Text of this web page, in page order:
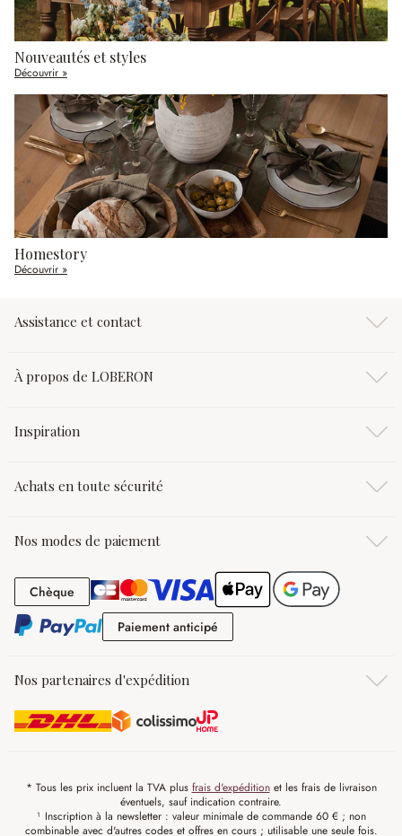
Nouveautés et styles
Découvrir »
Homestory
Découvrir »
Assistance et contact
À propos de LOBERON
Inspiration
Achats en toute sécurité
Nos modes de paiement
Chèque Chèque
Paiement anticipé
Nos partenaires d'expédition
* Tous les prix incluent la TVA plus frais d'expéditionet les frais de livraison
éventuels, sauf indication contraire.
¹ Inscription à la newsletter : valeur minimale de commande 60 € ; non
combinable avec d'autres codes et offres en cours ; utilisable une seule fois.